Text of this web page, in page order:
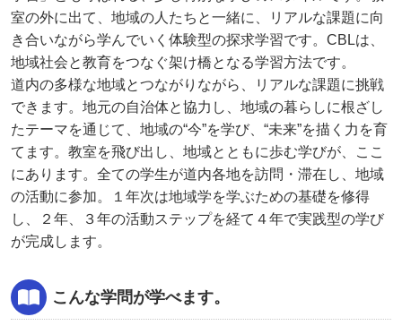
室の外に出て、地域の人たちと一緒に、リアルな課題に向
き合いながら学んでいく体験型の探求学習です。CBLは、
地域社会と教育をつなぐ架け橋となる学習方法です。
道内の多様な地域とつながりながら、リアルな課題に挑戦
できます。地元の自治体と協力し、地域の暮らしに根ざし
たテーマを通じて、地域の“今”を学び、“未来”を描く力を育
てます。教室を飛び出し、地域とともに歩む学びが、ここ
にあります。全ての学生が道内各地を訪問・滞在し、地域
の活動に参加。１年次は地域学を学ぶための基礎を修得
し、２年、３年の活動ステップを経て４年で実践型の学び
が完成します。
こんな学問が学べます。